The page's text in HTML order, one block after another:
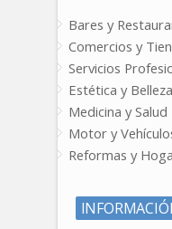
Bares y
Comercios y
Servicios
Estética y Belleza
Medicina y Salud
Motor y
Reformas y